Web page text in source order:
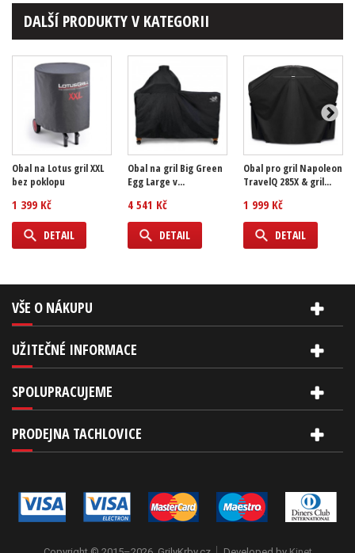
DALŠÍ PRODUKTY V KATEGORII
Obal na Lotus gril XXL
bez poklopu
1 399 Kč
DETAIL
Obal na gril Big Green
Egg Large v...
4 541 Kč
DETAIL
Obal pro gril Napoleon
TravelQ 285X & gril...
1 999 Kč
DETAIL
VŠE O NÁKUPU
UŽITEČNÉ INFORMACE
SPOLUPRACUJEME
PRODEJNA TACHLOVICE